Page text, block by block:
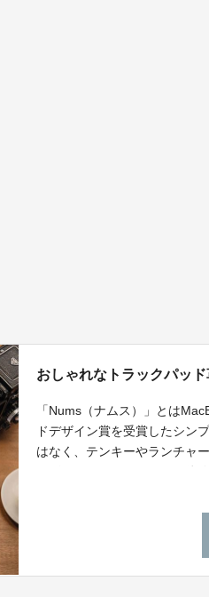
おしゃれなトラックパッ
「Nums（ナムス）」とは
ドデザイン賞を受賞したシン
はなく、テンキーやランチャ